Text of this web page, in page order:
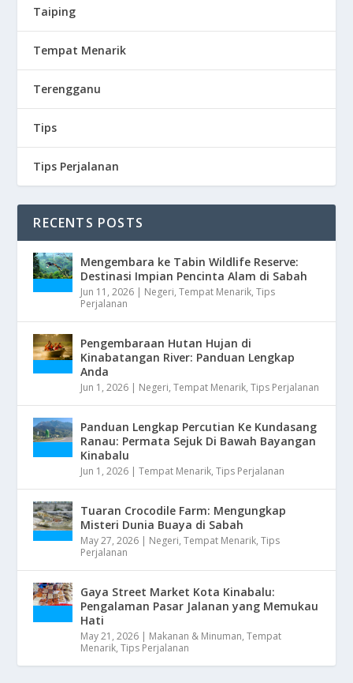
Taiping
Tempat Menarik
Terengganu
Tips
Tips Perjalanan
RECENTS POSTS
Mengembara ke Tabin Wildlife Reserve:
Destinasi Impian Pencinta Alam di Sabah
Jun 11, 2026 | Negeri,Tempat Menarik,Tips
Perjalanan
Pengembaraan Hutan Hujan di
Kinabatangan River: Panduan Lengkap
Anda
Jun 1, 2026 | Negeri,Tempat Menarik,Tips Perjalanan
Panduan Lengkap Percutian Ke Kundasang
Ranau: Permata Sejuk Di Bawah Bayangan
Kinabalu
Jun 1, 2026 |Tempat Menarik,Tips Perjalanan
Tuaran Crocodile Farm: Mengungkap
Misteri Dunia Buaya di Sabah
May 27, 2026 | Negeri,Tempat Menarik,Tips
Perjalanan
Gaya Street Market Kota Kinabalu:
Pengalaman Pasar Jalanan yang Memukau
Hati
May 21, 2026 | Makanan & Minuman,Tempat
Menarik,Tips Perjalanan